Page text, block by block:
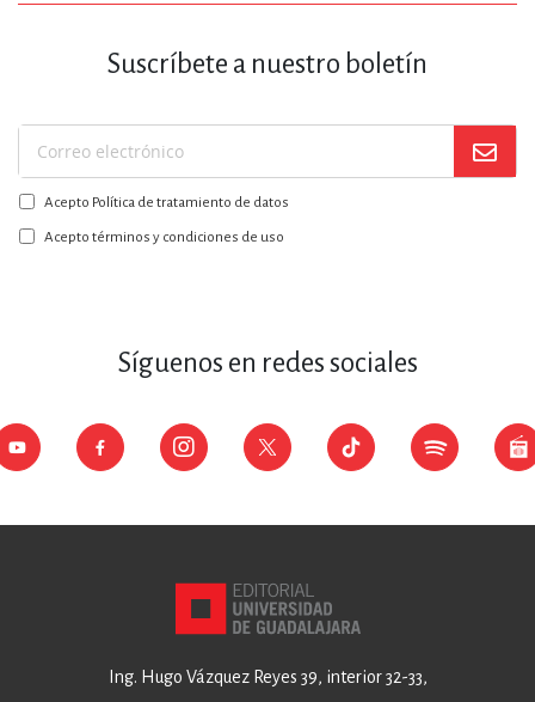
Suscríbete a nuestro boletín
Suscríbase
a
nuestro
boletín:
Acepto Política de tratamiento de datos
Acepto términos y condiciones de uso
Síguenos en redes sociales
Ing. Hugo Vázquez Reyes 39, interior 32-33,